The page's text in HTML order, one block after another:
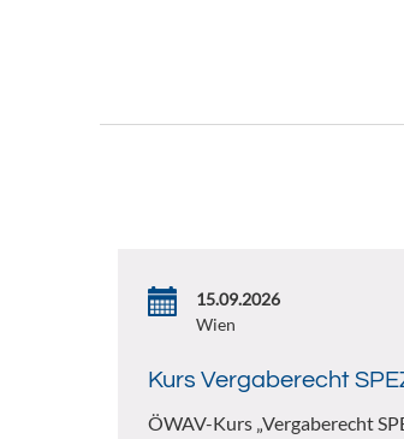
15.09.2026
Wien
Kurs Vergaberecht
ÖWAV-Kurs „Vergaberecht